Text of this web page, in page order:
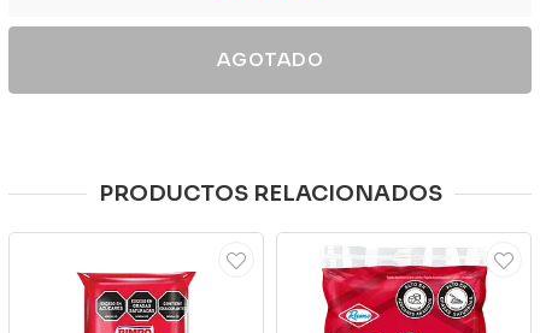
AGOTADO
PRODUCTOS RELACIONADOS